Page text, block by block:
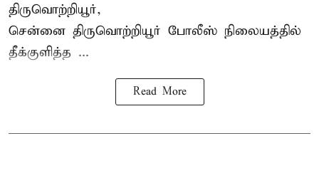
திருவொற்றியூர்,
சென்னை திருவொற்றியூர் போலீஸ் நிலையத்தில்
தீக்குளித்த ...
Read More